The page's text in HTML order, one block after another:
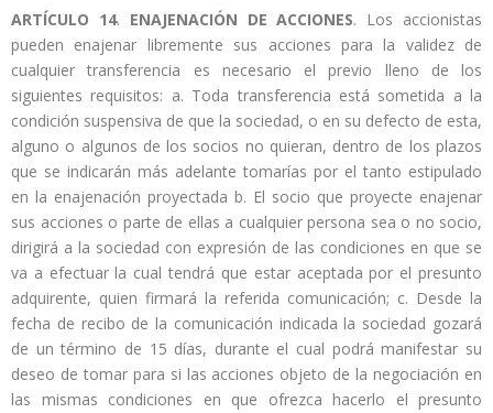
ARTÍCULO 14. ENAJENACIÓN DE ACCIONES. Los accionistas
pueden enajenar libremente sus acciones para la validez de
cualquier transferencia es necesario el previo lleno de los
siguientes requisitos: a. Toda transferencia está sometida a la
condición suspensiva de que la sociedad, o en su defecto de esta,
alguno o algunos de los socios no quieran, dentro de los plazos
que se indicarán más adelante tomarías por el tanto estipulado
en la enajenación proyectada b. El socio que proyecte enajenar
sus acciones o parte de ellas a cualquier persona sea o no socio,
dirigirá a la sociedad con expresión de las condiciones en que se
va a efectuar la cual tendrá que estar aceptada por el presunto
adquirente, quien firmará la referida comunicación; c. Desde la
fecha de recibo de la comunicación indicada la sociedad gozará
de un término de 15 días, durante el cual podrá manifestar su
deseo de tomar para si las acciones objeto de la negociación en
las mismas condiciones en que ofrezca hacerlo el presunto